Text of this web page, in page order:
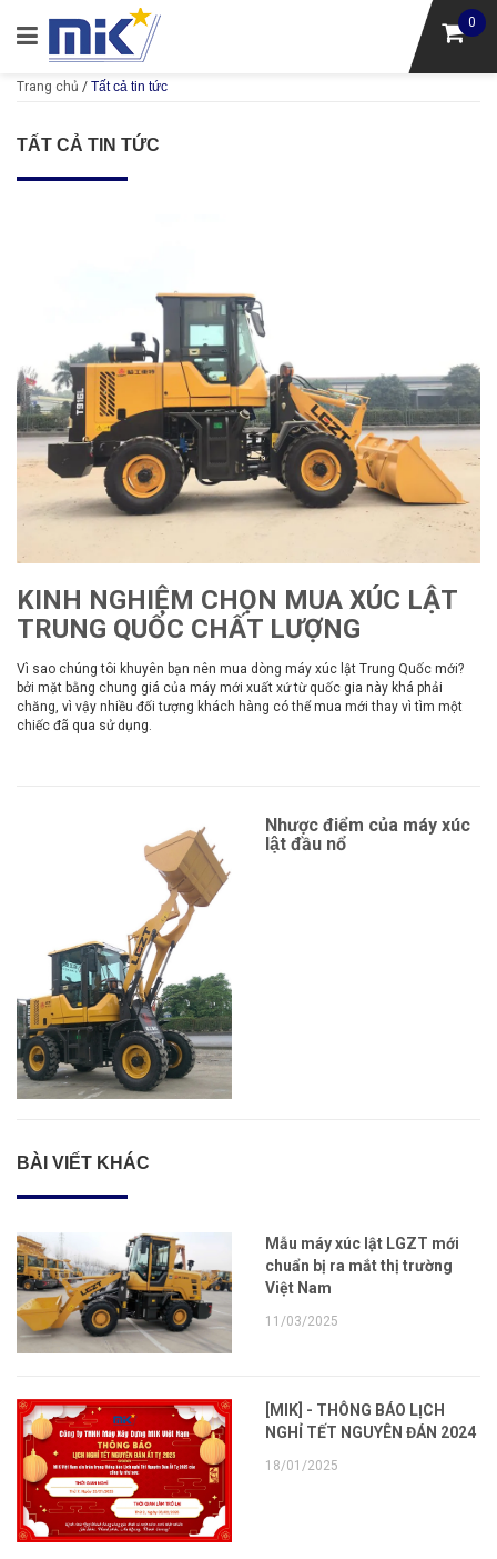
0
Trang chủ / Tất cả tin tức
TẤT CẢ TIN TỨC
KINH NGHIỆM CHỌN MUA XÚC LẬT
TRUNG QUỐC CHẤT LƯỢNG
Vì sao chúng tôi khuyên bạn nên mua dòng máy xúc lật Trung Quốc mới?
bởi mặt bằng chung giá của máy mới xuất xứ từ quốc gia này khá phải
chăng, vì vậy nhiều đối tượng khách hàng có thể mua mới thay vì tìm một
chiếc đã qua sử dụng.
Nhược điểm của máy xúc
lật đầu nổ
BÀI VIẾT KHÁC
Mẫu máy xúc lật LGZT mới
chuẩn bị ra mắt thị trường
Việt Nam
11/03/2025
[MIK] - THÔNG BÁO LỊCH
NGHỈ TẾT NGUYÊN ĐÁN 2024
18/01/2025